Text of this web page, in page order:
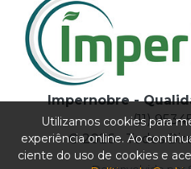
Impernobre -
(11)
© 2026 - Todos
Utilizamos cookies para
experiência online. Ao
ciente do uso de cookies e